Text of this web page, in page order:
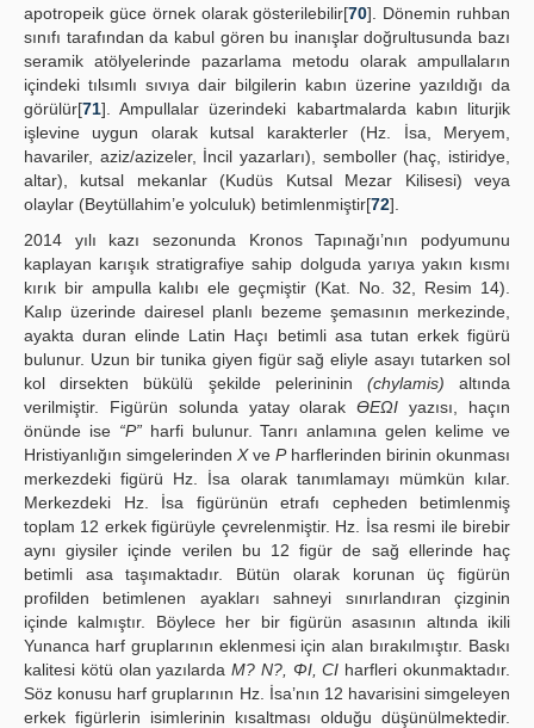
apotropeik güce örnek olarak gösterilebilir[70]. Dönemin ruhban
sınıfı tarafından da kabul gören bu inanışlar doğrultusunda bazı
seramik atölyelerinde pazarlama metodu olarak ampullaların
içindeki tılsımlı sıvıya dair bilgilerin kabın üzerine yazıldığı da
görülür[71]. Ampullalar üzerindeki kabartmalarda kabın liturjik
işlevine uygun olarak kutsal karakterler (Hz. İsa, Meryem,
havariler, aziz/azizeler, İncil yazarları), semboller (haç, istiridye,
altar), kutsal mekanlar (Kudüs Kutsal Mezar Kilisesi) veya
olaylar (Beytüllahim’e yolculuk) betimlenmiştir[72].
2014 yılı kazı sezonunda Kronos Tapınağı’nın podyumunu
kaplayan karışık stratigrafiye sahip dolguda yarıya yakın kısmı
kırık bir ampulla kalıbı ele geçmiştir (Kat. No. 32, Resim 14).
Kalıp üzerinde dairesel planlı bezeme şemasının merkezinde,
ayakta duran elinde Latin Haçı betimli asa tutan erkek figürü
bulunur. Uzun bir tunika giyen figür sağ eliyle asayı tutarken sol
kol dirsekten bükülü şekilde pelerininin (chylamis) altında
verilmiştir. Figürün solunda yatay olarakϴEΩI yazısı, haçın
önünde ise “P”harfi bulunur. Tanrı anlamına gelen kelime ve
Hristiyanlığın simgelerinden Xve Pharflerinden birinin okunması
merkezdeki figürü Hz. İsa olarak tanımlamayı mümkün kılar.
Merkezdeki Hz. İsa figürünün etrafı cepheden betimlenmiş
toplam 12 erkek figürüyle çevrelenmiştir. Hz. İsa resmi ile birebir
aynı giysiler içinde verilen bu 12 figür de sağ ellerinde haç
betimli asa taşımaktadır. Bütün olarak korunan üç figürün
profilden betimlenen ayakları sahneyi sınırlandıran çizginin
içinde kalmıştır. Böylece her bir figürün asasının altında ikili
Yunanca harf gruplarının eklenmesi için alan bırakılmıştır. Baskı
kalitesi kötü olan yazılardaM? N?, ΦI, CI harfleri okunmaktadır.
Söz konusu harf gruplarının Hz. İsa’nın 12 havarisini simgeleyen
erkek figürlerin isimlerinin kısaltması olduğu düşünülmektedir.